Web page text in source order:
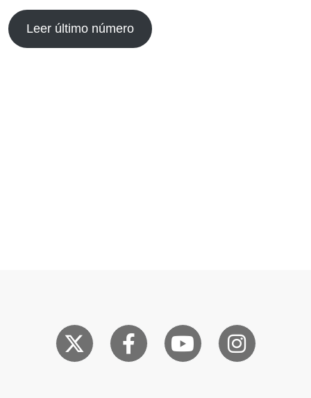
Leer último número